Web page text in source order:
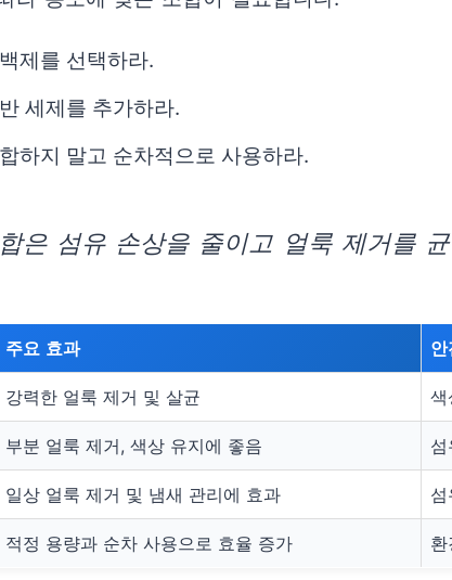
제를 선택하라.
세제를 추가하라.
하지 말고 순차적으로 사용하라.
은 섬유 손상을 줄이고 얼룩 제거를
주요 효과
강력한 얼룩 제거 및 살균 색
부분 얼룩 제거, 색상 유지에 좋음
일상 얼룩 제거 및 냄새 관리에 효과
적정 용량과 순차 사용으로 효율 증가